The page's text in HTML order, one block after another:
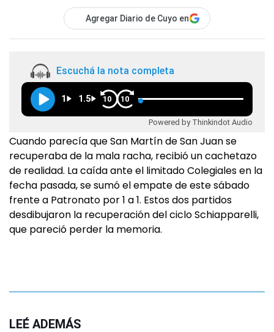
Agregar Diario de Cuyo en
Escuchá la nota completa
1 1.5 10 10
Powered by Thinkindot Audio
Cuando parecía que San Martín de San Juan se
recuperaba de la mala racha, recibió un cachetazo
de realidad. La caída ante el limitado Colegiales en la
fecha pasada, se sumó el empate de este sábado
frente a Patronato por 1 a 1. Estos dos partidos
desdibujaron la recuperación del ciclo Schiapparelli,
que pareció perder la memoria.
LEÉ ADEMÁS